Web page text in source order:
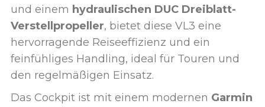
und einem hydraulischen DUC Dreiblatt-
Verstellpropeller, bietet diese VL3 eine
hervorragende Reiseeffizienz und ein
feinfühliges Handling, ideal für Touren und
den regelmäßigen Einsatz.
Das Cockpit ist mit einem modernen Garmin